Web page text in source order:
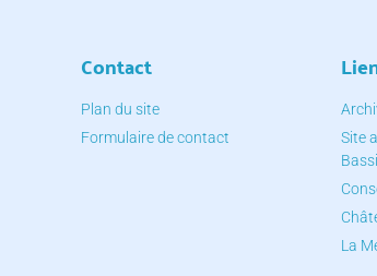
Contact
Plan du site
Formulaire de contact
Site
La